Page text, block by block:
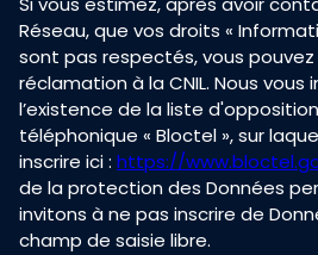
Réseau, que vos droits «
sont pas respectés, vous
réclamation à la CNIL. Nous vous
l’existence de la liste
téléphonique « Bloctel », sur
inscrire ici : https://
de la protection des Données
invitons à ne pas inscrire de
champ de saisie libre.